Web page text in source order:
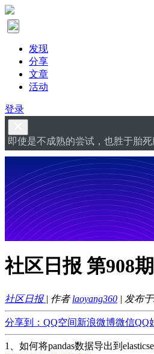
发现
分享
文章
活动
登录
即使是不成熟的尝试，也胜于胎死
社区日报 第908
社区日报 | 作者laoyang360 | 发布
分享到： QQ空间新浪微博微信QQ
1、如何将pandas数据导出到